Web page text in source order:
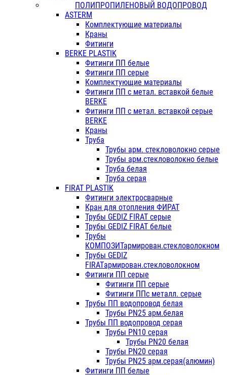
ПОЛИПРОПИЛЕНОВЫЙ ВОДОПРОВОД
ASTERM
Комплектующие материалы
Краны
Фитинги
BERKE PLASTIK
Фитинги ПП белые
Фитинги ПП серые
Комплектующие материалы
Фитинги ПП с метал. вставкой белые
BERKE
Фитинги ПП с метал. вставкой серые
BERKE
Краны
Труба
Трубы арм. стекловолокно серые
Трубы арм.стекловолокно белые
Труба белая
Труба серая
FIRAT PLASTIK
Фитинги электросварные
Кран для отопления ФИРАТ
Трубы GEDIZ FIRAT серые
Трубы GEDIZ FIRAT белые
Трубы
КОМПОЗИТармирован.стекловолокном
Трубы GEDIZ
FIRATармирован.стекловолокном
Фитинги ПП серые
Фитинги ПП серые
Фитинги ППс металл. серые
Трубы ПП водопровод белая
Трубы PN25 арм.белая
Трубы ПП водопровод серая
Трубы PN10 серая
Трубы PN20 белая
Трубы PN20 серая
Трубы PN25 арм.серая(алюмин)
Фитинги ПП белые